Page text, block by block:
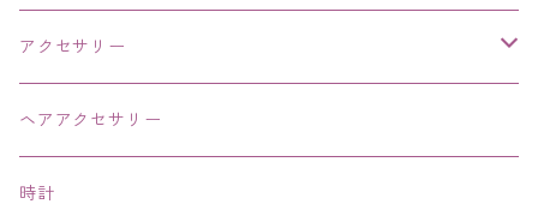
アクセサリー
ネックレス・チョーカー
ピアス・イヤリング・鼻ピアス
ヘアアクセサリー
時計